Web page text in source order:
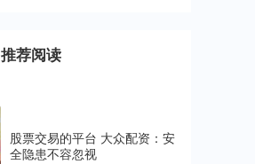
推荐阅读
股票交易的平台 大众配资：安
全隐患不容忽视